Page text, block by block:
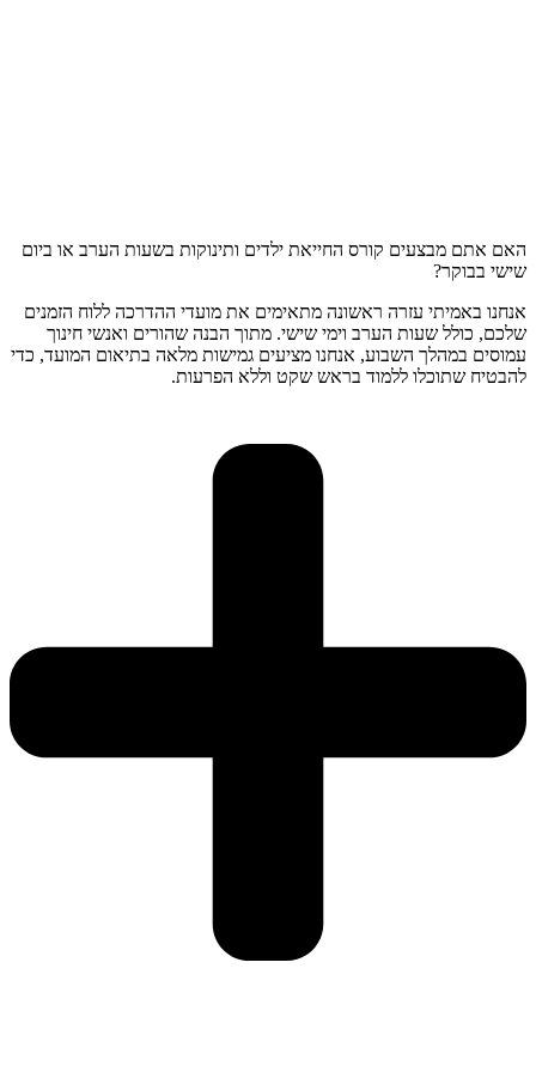
האם אתם מבצעים קורס החייאת ילדים ותינוקות בשעות הערב או ביום
שישי בבוקר?
אנחנו באמיתי עזרה ראשונה מתאימים את מועדי ההדרכה ללוח הזמנים
שלכם, כולל שעות הערב וימי שישי. מתוך הבנה שהורים ואנשי חינוך
עמוסים במהלך השבוע, אנחנו מציעים גמישות מלאה בתיאום המועד, כדי
להבטיח שתוכלו ללמוד בראש שקט וללא הפרעות.